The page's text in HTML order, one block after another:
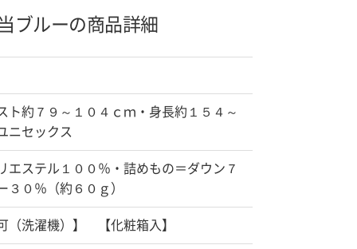
ブルーの商品詳細
約７９～１０４ｃｍ・身長約１５４～
ニセックス
ステル１００％・詰めもの＝ダウン７
３０％（約６０ｇ）
洗濯機）】 【化粧箱入】